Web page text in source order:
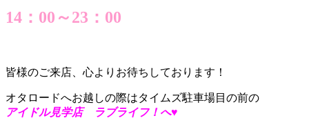
14：00～23：00
皆様のご来店、心よりお待ちしております！
オタロードへお越しの際はタイムズ駐車場目の前の
アイドル見学店 ラブライフ！へ♥